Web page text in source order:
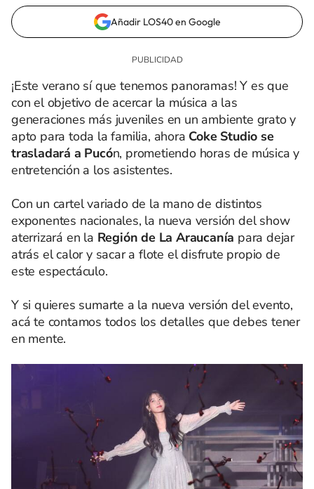
Añadir LOS40 en Google
¡Este verano sí que tenemos panoramas! Y es que
con el objetivo de acercar la música a las
generaciones más juveniles en un ambiente grato y
apto para toda la familia, ahora Coke Studio se
trasladará a Pucón, prometiendo horas de música y
entretención a los asistentes.
Con un cartel variado de la mano de distintos
exponentes nacionales, la nueva versión del show
aterrizará en la Región de La Araucanía para dejar
atrás el calor y sacar a flote el disfrute propio de
este espectáculo.
Y si quieres sumarte a la nueva versión del evento,
acá te contamos todos los detalles que debes tener
en mente.